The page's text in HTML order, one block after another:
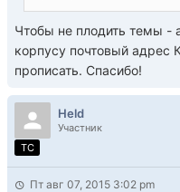
Чтобы не плодить темы -
корпусу почтовый адрес
прописать. Спасибо!
Held
Участник
TC
Пт авг 07, 2015 3:02 pm